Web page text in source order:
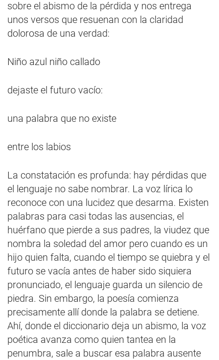
sobre el abismo de la pérdida y nos entrega
unos versos que resuenan con la claridad
dolorosa de una verdad:
Niño azul niño callado
dejaste el futuro vacío:
una palabra que no existe
entre los labios
La constatación es profunda: hay pérdidas que
el lenguaje no sabe nombrar. La voz lírica lo
reconoce con una lucidez que desarma. Existen
palabras para casi todas las ausencias, el
huérfano que pierde a sus padres, la viudez que
nombra la soledad del amor pero cuando es un
hijo quien falta, cuando el tiempo se quiebra y el
futuro se vacía antes de haber sido siquiera
pronunciado, el lenguaje guarda un silencio de
piedra. Sin embargo, la poesía comienza
precisamente allí donde la palabra se detiene.
Ahí, donde el diccionario deja un abismo, la voz
poética avanza como quien tantea en la
penumbra, sale a buscar esa palabra ausente